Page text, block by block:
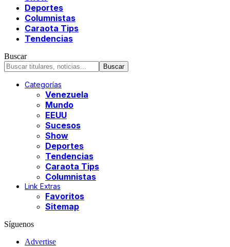
Deportes
Columnistas
Caraota Tips
Tendencias
Buscar
Categorías
Venezuela
Mundo
EEUU
Sucesos
Show
Deportes
Tendencias
Caraota Tips
Columnistas
Link Extras
Favoritos
Sitemap
Síguenos
Advertise